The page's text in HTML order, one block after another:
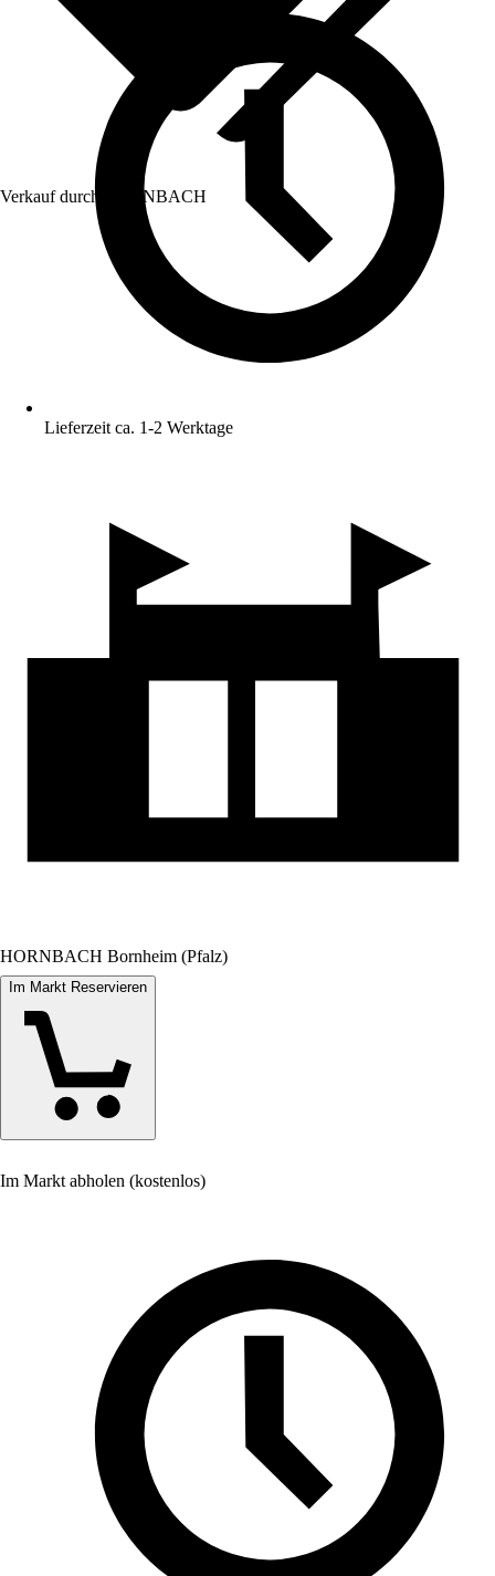
Verkauf durch: HORNBACH
Lieferzeit ca. 1-2 Werktage
HORNBACH Bornheim (Pfalz)
Im Markt Reservieren
Im Markt abholen (kostenlos)